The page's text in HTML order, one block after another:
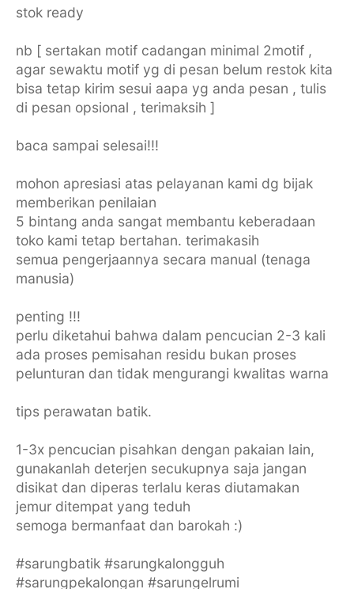
stok ready
nb [ sertakan motif cadangan minimal 2motif ,
agar sewaktu motif yg di pesan belum restok kita
bisa tetap kirim sesui aapa yg anda pesan , tulis
di pesan opsional , terimaksih ]
baca sampai selesai!!!
mohon apresiasi atas pelayanan kami dg bijak
memberikan penilaian
5 bintang anda sangat membantu keberadaan
toko kami tetap bertahan. terimakasih
semua pengerjaannya secara manual (tenaga
manusia)
penting !!!
perlu diketahui bahwa dalam pencucian 2-3 kali
ada proses pemisahan residu bukan proses
pelunturan dan tidak mengurangi kwalitas warna
tips perawatan batik.
1-3x pencucian pisahkan dengan pakaian lain,
gunakanlah deterjen secukupnya saja jangan
disikat dan diperas terlalu keras diutamakan
jemur ditempat yang teduh
semoga bermanfaat dan barokah :)
#sarungbatik #sarungkalongguh
#sarungpekalongan #sarungelrumi